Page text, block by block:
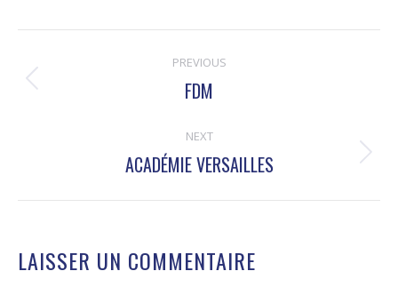
DE
COMMENTAIRE
PREVIOUS
Onglet
FDM
NEXT
Projets
ACADÉMIE VERSAILLES
LAISSER UN COMMENTAIRE